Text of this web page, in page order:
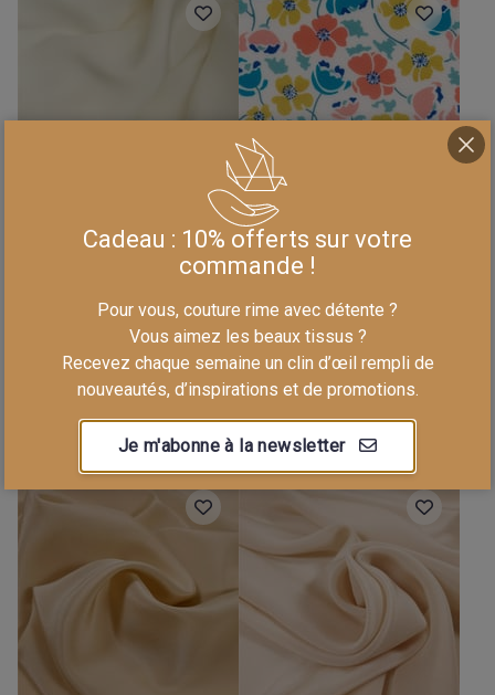
Crêpe de Chine - Uni
- Cream
84,90 €/m
0234 1110 B
Crêpe de Chine en
Soie Liberty - Edie
Lane - B
79,90 €/m
Cadeau : 10% offerts sur votre
commande !
Pour vous, couture rime avec détente ?
Vous aimez les beaux tissus ?
Recevez chaque semaine un clin d’œil rempli de
nouveautés, d’inspirations et de promotions.
Je m'abonne à la newsletter